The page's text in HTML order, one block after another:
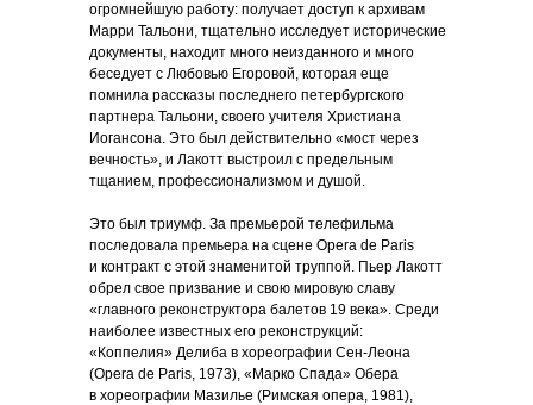
огромнейшую работу: получает доступ к архивам
Марри Тальони, тщательно исследует исторические
документы, находит много неизданного и много
беседует с Любовью Егоровой, которая еще
помнила рассказы последнего петербургского
партнера Тальони, своего учителя Христиана
Иогансона. Это был действительно «мост через
вечность», и Лакотт выстроил с предельным
тщанием, профессионализмом и душой.
Это был триумф. За премьерой телефильма
последовала премьера на сцене Opera de Paris
и контракт с этой знаменитой труппой. Пьер Лакотт
обрел свое призвание и свою мировую славу
«главного реконструктора балетов 19 века». Среди
наиболее известных его реконструкций:
«Коппелия» Делиба в хореографии Сен-Леона
(Opera de Paris, 1973), «Марко Спада» Обера
в хореографии Мазилье (Римская опера, 1981),